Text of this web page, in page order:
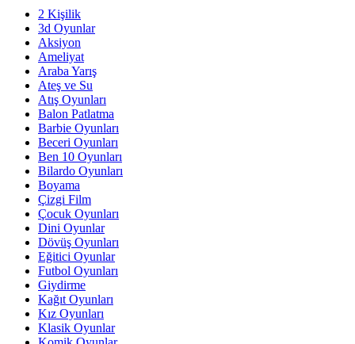
2 Kişilik
3d Oyunlar
Aksiyon
Ameliyat
Araba Yarış
Ateş ve Su
Atış Oyunları
Balon Patlatma
Barbie Oyunları
Beceri Oyunları
Ben 10 Oyunları
Bilardo Oyunları
Boyama
Çizgi Film
Çocuk Oyunları
Dini Oyunlar
Dövüş Oyunları
Eğitici Oyunlar
Futbol Oyunları
Giydirme
Kağıt Oyunları
Kız Oyunları
Klasik Oyunlar